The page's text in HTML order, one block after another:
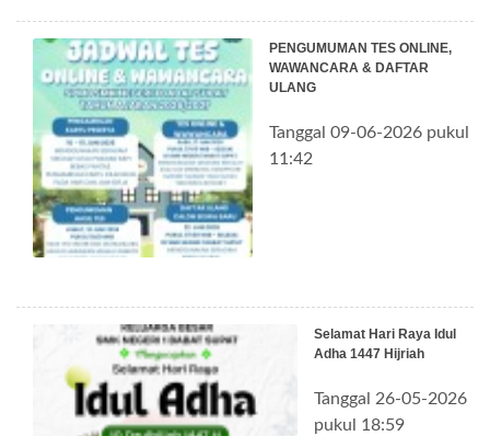
PENGUMUMAN TES ONLINE,
WAWANCARA & DAFTAR
ULANG
Tanggal 09-06-2026 pukul
11:42
Selamat Hari Raya Idul
Adha 1447 Hijriah
Tanggal 26-05-2026
pukul 18:59